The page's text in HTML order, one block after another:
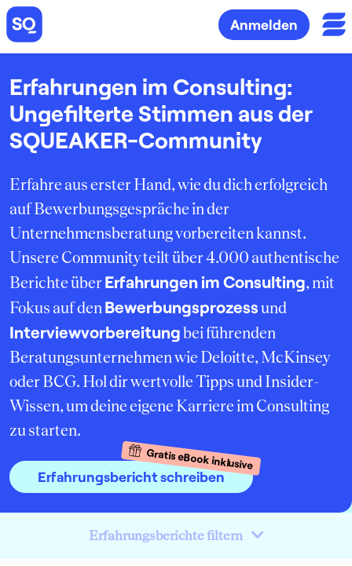
Anmelden
Erfahrungen im Consulting:
Ungefilterte Stimmen aus der
SQUEAKER-Community
Erfahre aus erster Hand, wie du dich erfolgreich
auf Bewerbungsgespräche in der
Unternehmensberatung vorbereiten kannst.
Unsere Community teilt über 4.000 authentische
Berichte überErfahrungen im Consulting, mit
Fokus auf den Bewerbungsprozessund
Interviewvorbereitungbei führenden
Beratungsunternehmen wie Deloitte, McKinsey
oder BCG. Hol dir wertvolle Tipps und Insider-
Wissen, um deine eigene Karriere im Consulting
zu starten.
Erfahrungsbericht schreiben
Gratis eBook inklusive
Erfahrungsberichte filtern